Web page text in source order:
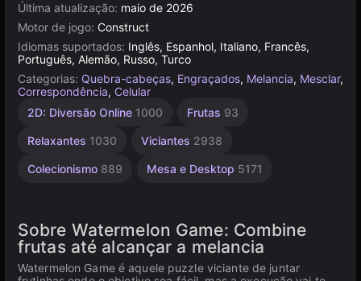
Última atualização: maio de 2026
Motor de jogo: Construct
Idiomas suportados: Inglês, Espanhol, Italiano, Francês,
Português, Alemão, Russo, Turco
Categorias: Quebra-cabeças, Engraçados, Melancia, Mesclar,
Correspondência, Celular
2D: Diversão Online 1000 Frutas 93
Relaxantes 1030 Viciantes 2938
Colecionismo 889 Mesa e Desktop 5171
De 1
4144
Navegador
Construct
Sobre Watermelon Game: Combine
frutas até alcançar a melancia
Watermelon Game é aquele puzzle viciante de juntar